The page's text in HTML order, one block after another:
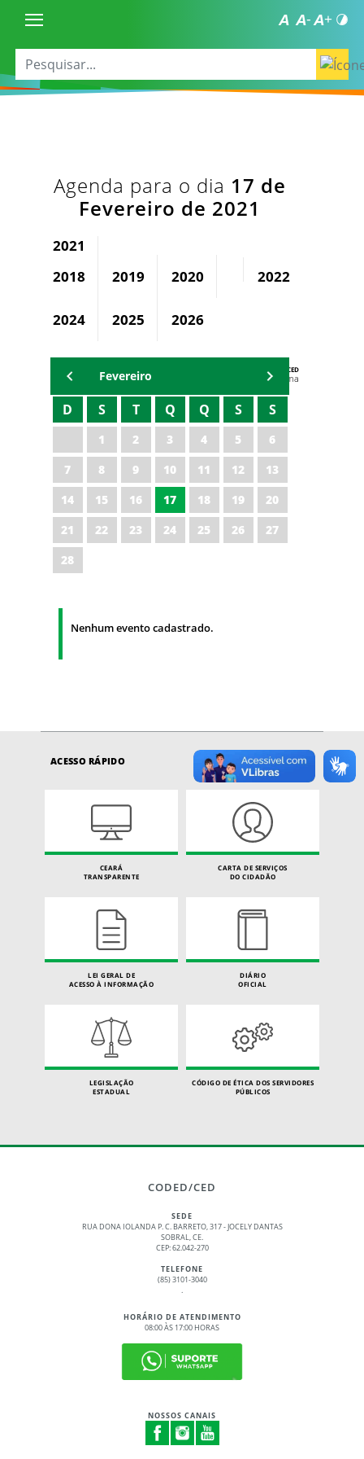
Agenda para o dia 17 de
Fevereiro de 2021
2021
2018
2019 2020 2022
2024 2025 2026
AGENDA DA CODED/CED
Vagna Lima
Fevereiro
D S T Q Q S S
1 2 3 4 5
6
7
8 9 10 11 12
13
14
15 16 17 18 19
20
21
22 23 24 25 26
27
28
Nenhum evento cadastrado.
ACESSO RÁPIDO
CEARÁ
TRANSPARENTE
CARTA DE SERVIÇOS
DO CIDADÃO
LEI GERAL DE
ACESSO À INFORMAÇÃO
DIÁRIO
OFICIAL
LEGISLAÇÃO
ESTADUAL
CÓDIGO DE ÉTICA DOS SERVIDORES
PÚBLICOS
CODED/CED
SEDE
RUA DONA IOLANDA P. C. BARRETO, 317 - JOCELY DANTAS
SOBRAL, CE.
CEP: 62.042-270
TELEFONE
(85) 3101-3040
.
HORÁRIO DE ATENDIMENTO
08:00 ÀS 17:00 HORAS
NOSSOS CANAIS